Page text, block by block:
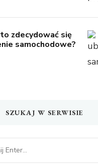
zdecydować się
samochodowe?
SZUKAJ W SERWISIE